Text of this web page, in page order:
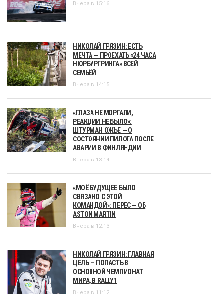
Вчера в 15:16
НИКОЛАЙ ГРЯЗИН: ЕСТЬ
МЕЧТА — ПРОЕХАТЬ «24 ЧАСА
НЮРБУРГРИНГА» ВСЕЙ
СЕМЬЁЙ
Вчера в 14:15
«ГЛАЗА НЕ МОРГАЛИ,
РЕАКЦИИ НЕ БЫЛО»:
ШТУРМАН ОЖЬЕ — О
СОСТОЯНИИ ПИЛОТА ПОСЛЕ
АВАРИИ В ФИНЛЯНДИИ
Вчера в 13:14
«МОЁ БУДУЩЕЕ БЫЛО
СВЯЗАНО С ЭТОЙ
КОМАНДОЙ»: ПЕРЕС — ОБ
ASTON MARTIN
Вчера в 12:13
НИКОЛАЙ ГРЯЗИН: ГЛАВНАЯ
ЦЕЛЬ — ПОПАСТЬ В
ОСНОВНОЙ ЧЕМПИОНАТ
МИРА, В RALLY1
Вчера в 11:12